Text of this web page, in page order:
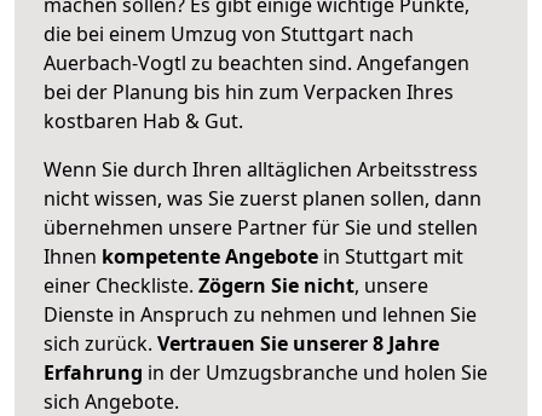
die bei einem Umzug von Stuttgart nach
Auerbach-Vogtl zu beachten sind. Angefangen
bei der Planung bis hin zum Verpacken Ihres
kostbaren Hab & Gut.
Wenn Sie durch Ihren alltäglichen Arbeitsstress
nicht wissen, was Sie zuerst planen sollen, dann
übernehmen unsere Partner für Sie und stellen
Ihnen kompetente Angebote in Stuttgart mit
einer Checkliste. Zögern Sie nicht, unsere
Dienste in Anspruch zu nehmen und lehnen Sie
sich zurück. Vertrauen Sie unserer 8 Jahre
Erfahrung in der Umzugsbranche und holen Sie
sich Angebote.